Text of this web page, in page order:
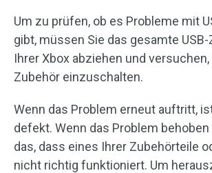
Um zu prüfen, ob es Probleme mit
gibt, müssen Sie das gesamte
Ihrer Xbox abziehen und
Zubehör einzuschalten.
Wenn das Problem erneut auftritt,
defekt. Wenn das Problem
das, dass eines Ihrer Zubehörteile
nicht richtig funktioniert. Um